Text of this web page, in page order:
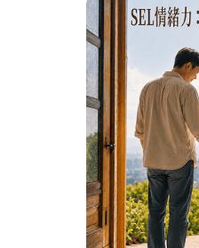
助放鬆」等基本
導，我們能看見
事與內在能量。
本工作坊旨在帶
價值，並透過實
何在個人情緒調
實質效益。期待
見自身的節奏，
更深刻的生命共